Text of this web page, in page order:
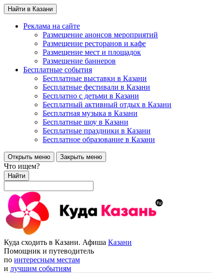
Найти в Казани
Реклама на сайте
Размещение анонсов мероприятий
Размещение ресторанов и кафе
Размещение мест и площадок
Размещение баннеров
Бесплатные события
Бесплатные выставки в Казани
Бесплатные фестивали в Казани
Бесплатно с детьми в Казани
Бесплатный активный отдых в Казани
Бесплатная музыка в Казани
Бесплатные шоу в Казани
Бесплатные праздники в Казани
Бесплатное образование в Казани
Открыть меню Закрыть меню
Что ищем?
Найти
Куда сходить в Казани. Афиша Казани
Помощник и путеводитель
по интересным местам
и лучшим событиям